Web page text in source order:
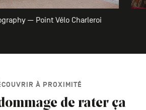
— Point Vélo Charleroi
À PROXIMITÉ
de rater ça